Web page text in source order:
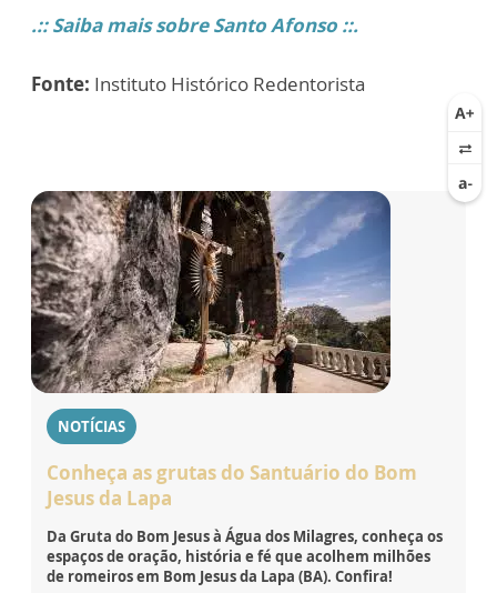
.:: Saiba mais sobre Santo Afonso ::.
Fonte: Instituto Histórico Redentorista
NOTÍCIAS
Conheça as grutas do Santuário do Bom
Jesus da Lapa
Da Gruta do Bom Jesus à Água dos Milagres, conheça os
espaços de oração, história e fé que acolhem milhões
de romeiros em Bom Jesus da Lapa (BA). Confira!